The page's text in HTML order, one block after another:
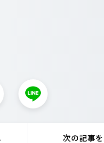
次の記事